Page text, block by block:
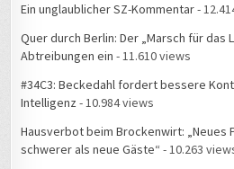
Ein unglaublicher SZ-Kommentar-
Quer durch Berlin: Der „Marsch für das
Abtreibungen ein - 11.610 views
#34C3: Beckedahl fordert bessere
Intelligenz - 10.984 views
Hausverbot beim Brockenwirt: „Neues
schwerer als neue Gäste“ - 10.263